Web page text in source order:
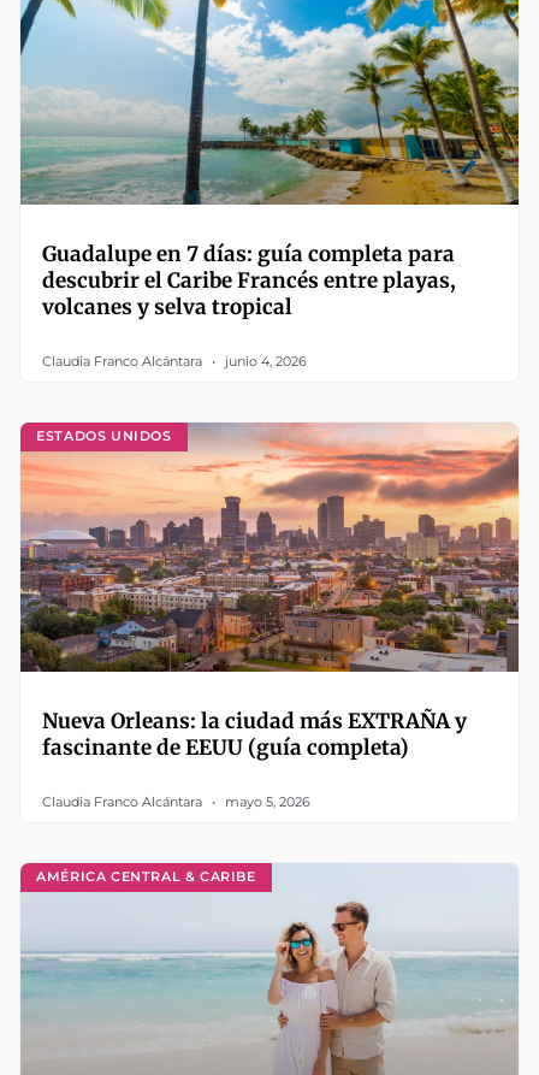
Guadalupe en 7 días: guía completa para
descubrir el Caribe Francés entre playas,
volcanes y selva tropical
Claudia Franco Alcántara junio 4, 2026
ESTADOS UNIDOS
Nueva Orleans: la ciudad más EXTRAÑA y
fascinante de EEUU (guía completa)
Claudia Franco Alcántara mayo 5, 2026
AMÉRICA CENTRAL & CARIBE